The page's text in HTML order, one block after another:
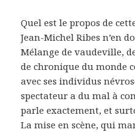
Quel est le propos de
Jean-Michel Ribes n’en
Mélange de vaudeville,
de chronique du monde
avec ses individus
spectateur a du mal à
parle exactement, et
La mise en scène, qui